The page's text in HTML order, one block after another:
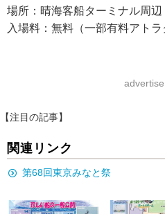
場所：晴海客船ターミナル周辺
入場料：無料（一部有料アトラ
【注目の記事】
関連リンク
第68回東京みなと祭